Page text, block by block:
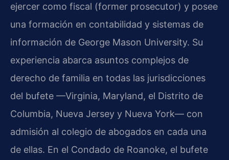
ejercer como fiscal (former prosecutor) y posee
una formación en contabilidad y sistemas de
información de George Mason University. Su
experiencia abarca asuntos complejos de
derecho de familia en todas las jurisdicciones
del bufete —Virginia, Maryland, el Distrito de
Columbia, Nueva Jersey y Nueva York— con
admisión al colegio de abogados en cada una
de ellas. En el Condado de Roanoke, el bufete